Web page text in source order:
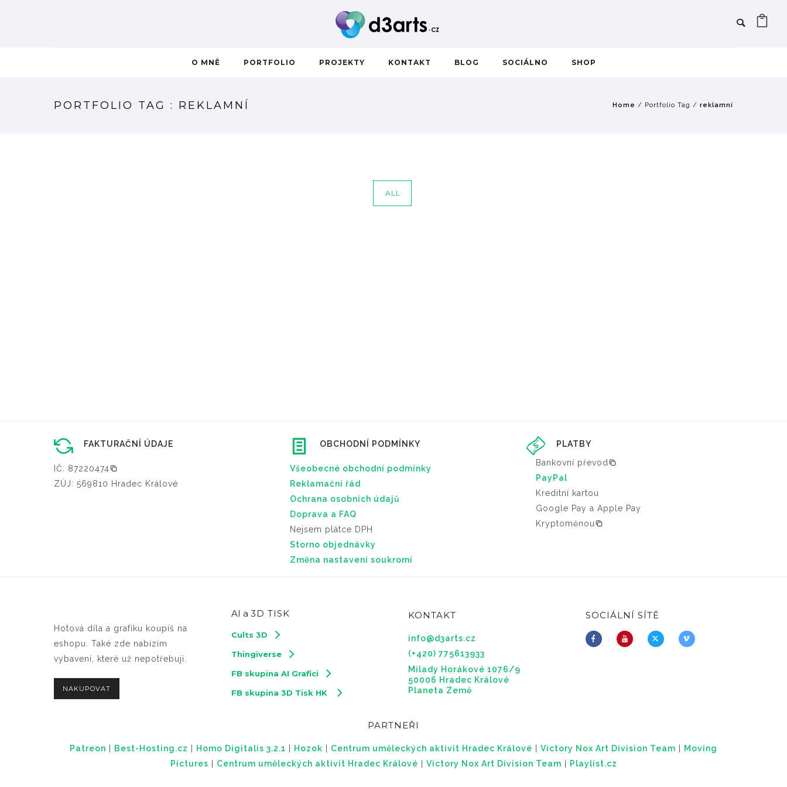
O MNĚ PORTFOLIO PROJEKTY KONTAKT BLOG SOCIÁLNO SHOP
PORTFOLIO TAG : REKLAMNÍ Home / Portfolio Tag / reklamní
ALL
FAKTURAČNÍ ÚDAJE
IČ: 87220474
ZÚJ: 569810 Hradec Králové
OBCHODNÍ PODMÍNKY
Všeobecné obchodní podmínky
Reklamační řád
Ochrana osobních údajů
Doprava a FAQ
Nejsem plátce DPH
Storno objednávky
Změna nastavení soukromí
PLATBY
Bankovní převod
PayPal
Kreditní kartou
Google Pay a Apple Pay
Kryptoměnou
Hotová díla a grafiku koupíš na
eshopu. Také zde nabízím
vybavení, které už nepotřebuji.
NAKUPOVAT
AI a 3D TISK
Cults 3D
Thingiverse
FB skupina AI Grafici
FB skupina 3D Tisk HK
KONTAKT
info@d3arts.cz
(+420) 775613933
Milady Horákové 1076/9
50006 Hradec Králové
Planeta Země
SOCIÁLNÍ SÍTĚ
PARTNEŘI
Patreon Best-Hosting.cz Homo Digitalis 3.2.1 Hozok Centrum uměleckých aktivit Hradec Králové Victory Nox Art Division Team
Moving
Pictures
Centrum uměleckých aktivit Hradec Králové Victory Nox Art Division Team Playlist.cz